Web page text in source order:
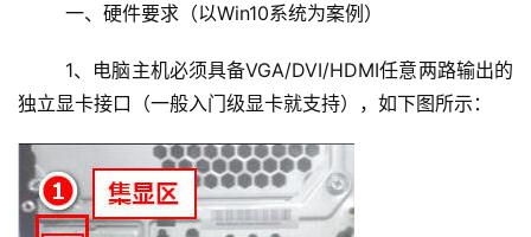
	一、硬件要求（以Win10系统为案例）
独立显卡接口（一般入门级显卡就支持），如下图所示：